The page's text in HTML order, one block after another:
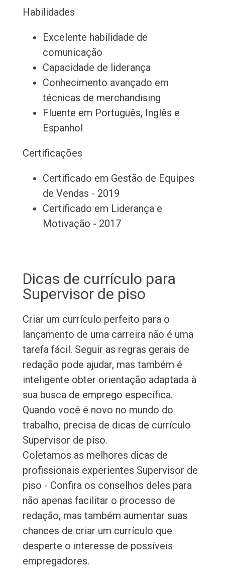
Habilidades
Excelente habilidade de
comunicação
Capacidade de liderança
Conhecimento avançado em
técnicas de merchandising
Fluente em Português, Inglês e
Espanhol
Certificações
Certificado em Gestão de Equipes
de Vendas - 2019
Certificado em Liderança e
Motivação - 2017
Dicas de currículo para
Supervisor de piso
Criar um currículo perfeito para o
lançamento de uma carreira não é uma
tarefa fácil. Seguir as regras gerais de
redação pode ajudar, mas também é
inteligente obter orientação adaptada à
sua busca de emprego específica.
Quando você é novo no mundo do
trabalho, precisa de dicas de currículo
Supervisor de piso.
Coletamos as melhores dicas de
profissionais experientes Supervisor de
piso - Confira os conselhos deles para
não apenas facilitar o processo de
redação, mas também aumentar suas
chances de criar um currículo que
desperte o interesse de possíveis
empregadores.